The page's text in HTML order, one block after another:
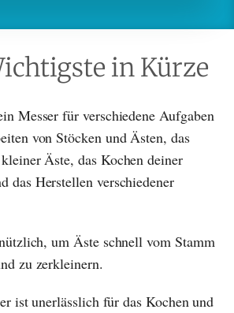
in Kürze
Messer für verschiedene Aufgaben
von Stöcken und Ästen, das
Äste, das Kochen deiner
das Herstellen verschiedener
um Äste schnell vom Stamm
zu zerkleinern.
ist unerlässlich für das Kochen und